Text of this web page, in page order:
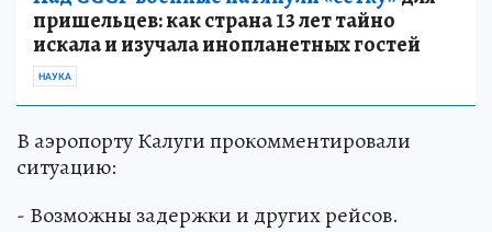
пришельцев: как страна 13 лет тайно
искала и изучала инопланетных гостей
НАУКА
В аэропорту Калуги прокомментировали
ситуацию:
- Возможны задержки и других рейсов.